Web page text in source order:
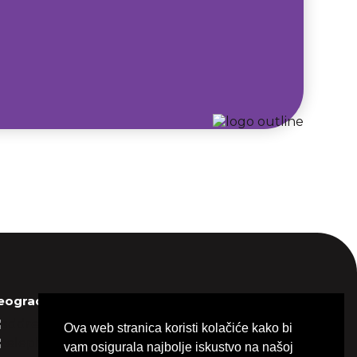
Ova web stranica koristi kolačiće kako bi
vam osigurala najbolje iskustvo na našoj
Bekerelova 1, 11050
+381 11 2885757